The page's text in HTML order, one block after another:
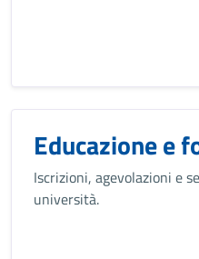
Educazione e
Iscrizioni, agevolazioni e
università.